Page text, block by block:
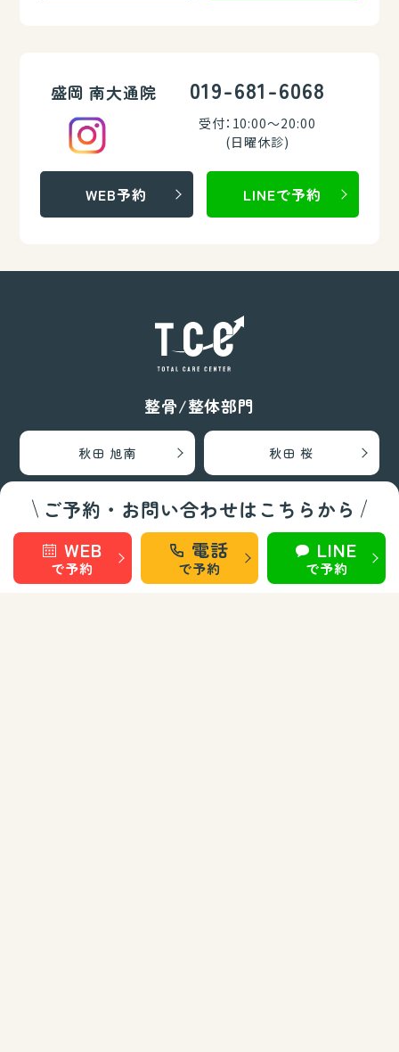
ご予約・お問い合わせはこちらから
WEB
で予約
電話
で予約
LINE
で予約
盛岡 南大通院 019-681-6068
受付：10:00～20:00
(日曜休診)
WEB予約 LINEで予約
整骨/整体部門
秋田 旭南 秋田 桜
秋田 泉 秋田 城東
仙台 長町南 盛岡 上田